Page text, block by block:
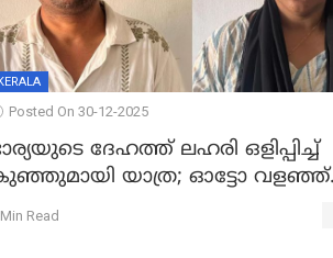
KERALA
Posted On 30-12-2025
ദേഹത്ത് ലഹരി ഒളിപ്പിച്ച്
യാത്ര; ഓട്ടോ വളഞ്ഞ്
പിടികൂടി പൊലീസ്
Read